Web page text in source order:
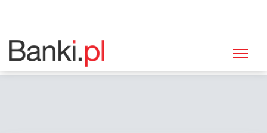
Strona główna
Bank Pekao finansuje rozbudowę lotniska w Krakowie